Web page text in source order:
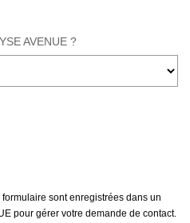
AVENUE ?
sont enregistrées dans un
pour gérer votre demande de contact.